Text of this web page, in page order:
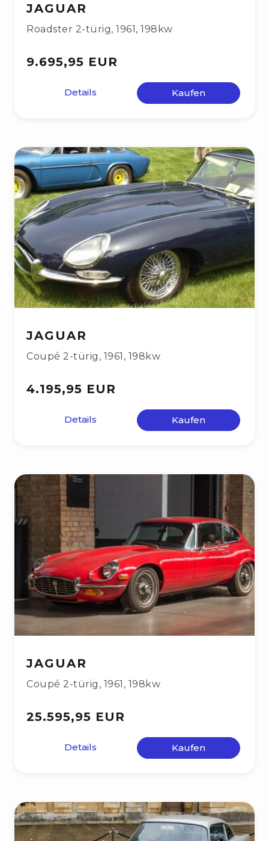
JAGUAR
Roadster 2-türig, 1961, 198kw
9.695,95 EUR
Details Kaufen
JAGUAR
Coupé 2-türig , 1961 , 198kw
4.195,95 EUR
Details Kaufen
JAGUAR
Coupé 2-türig , 1961 , 198kw
25.595,95 EUR
Details Kaufen